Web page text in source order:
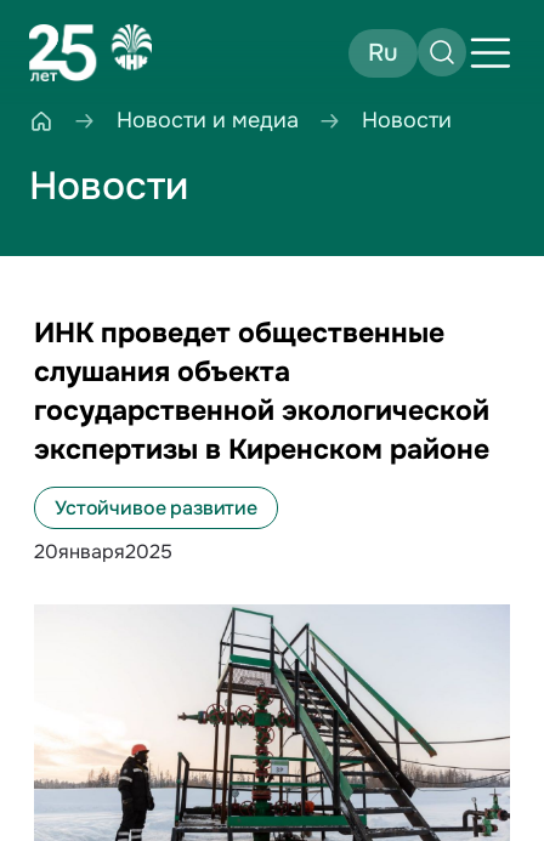
Ru
Новости и медиа Новости
Новости
ИНК проведет общественные
слушания объекта
государственной экологической
экспертизы в Киренском районе
Устойчивое развитие
20января2025